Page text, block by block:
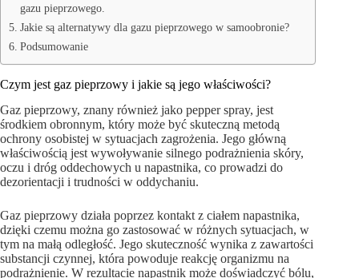
gazu pieprzowego.
Jakie są alternatywy dla gazu pieprzowego w samoobronie?
Podsumowanie
Czym jest gaz pieprzowy i jakie są jego właściwości?
Gaz pieprzowy, znany również jako pepper spray, jest
środkiem obronnym, który może być skuteczną metodą
ochrony osobistej w sytuacjach zagrożenia. Jego główną
właściwością jest wywoływanie silnego podrażnienia skóry,
oczu i dróg oddechowych u napastnika, co prowadzi do
dezorientacji i trudności w oddychaniu.
Gaz pieprzowy działa poprzez kontakt z ciałem napastnika,
dzięki czemu można go zastosować w różnych sytuacjach, w
tym na małą odległość. Jego skuteczność wynika z zawartości
substancji czynnej, która powoduje reakcję organizmu na
podrażnienie. W rezultacie napastnik może doświadczyć bólu,